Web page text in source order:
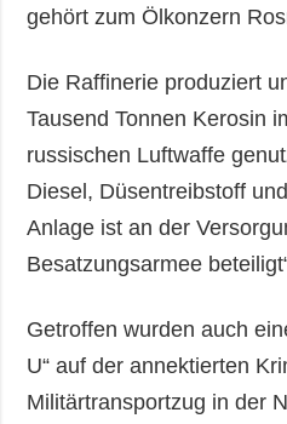
gehört zum Ölkonzern
Die Raffinerie produziert
Tausend Tonnen Kerosin
russischen Luftwaffe
Diesel, Düsentreibstoff
Anlage ist an der
Besatzungsarmee
Getroffen wurden auch
U“ auf der annektierten
Militärtransportzug in der